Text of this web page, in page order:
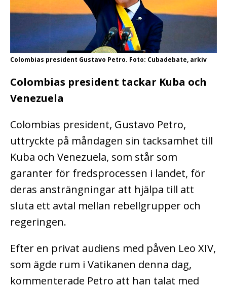
Colombias president Gustavo Petro. Foto: Cubadebate, arkiv
Colombias president tackar Kuba och
Venezuela
Colombias president, Gustavo Petro,
uttryckte på måndagen sin tacksamhet till
Kuba och Venezuela, som står som
garanter för fredsprocessen i landet, för
deras ansträngningar att hjälpa till att
sluta ett avtal mellan rebellgrupper och
regeringen.
Efter en privat audiens med påven Leo XIV,
som ägde rum i Vatikanen denna dag,
kommenterade Petro att han talat med